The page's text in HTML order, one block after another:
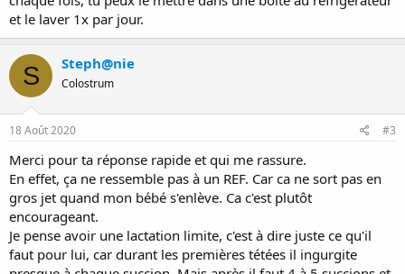
et le laver 1x par jour.
S Steph@nie
Colostrum
18 Août 2020 #3
Merci pour ta réponse rapide et qui me rassure.
En effet, ça ne ressemble pas à un REF. Car ca ne sort pas en
gros jet quand mon bébé s'enlève. Ca c'est plutôt
encourageant.
Je pense avoir une lactation limite, c'est à dire juste ce qu'il
faut pour lui, car durant les premières tétées il ingurgite